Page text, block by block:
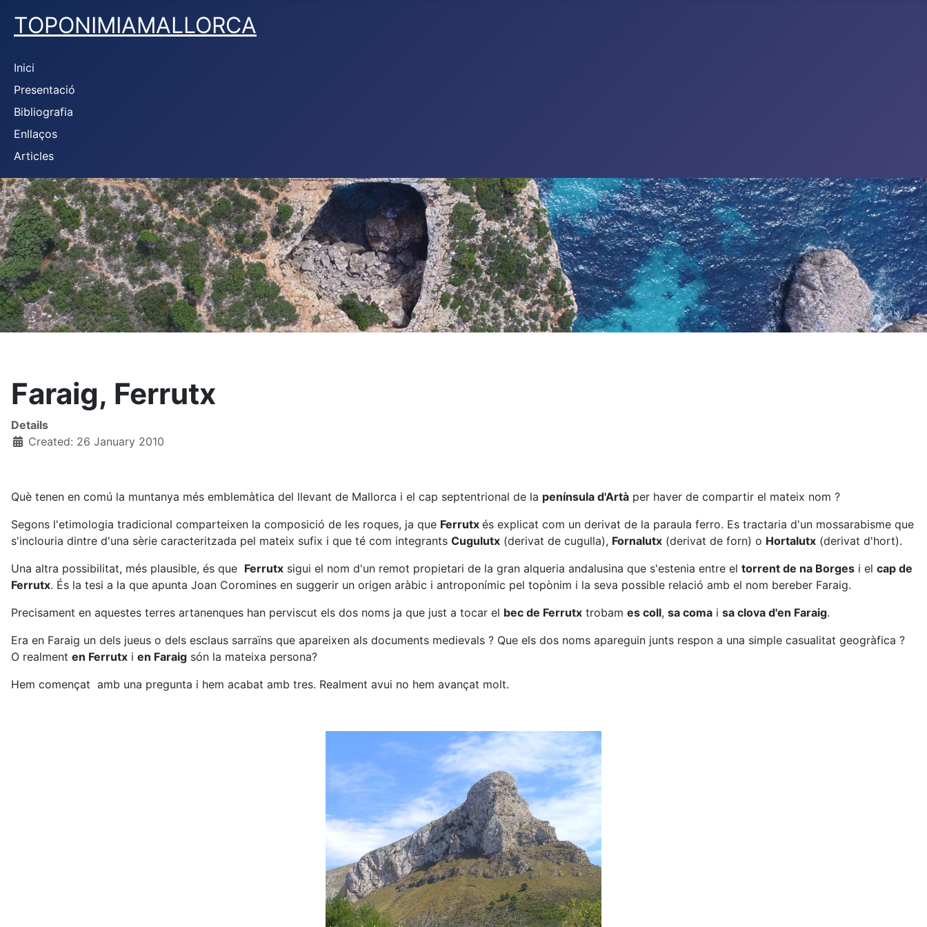
TOPONIMIAMALLORCA
Inici
Presentació
Bibliografia
Enllaços
Articles
Faraig, Ferrutx
Details
Created: 26 January 2010
Què tenen en comú la muntanya més emblemàtica del llevant de Mallorca i el cap septentrional de la península d'Artà per haver de compartir el mateix nom ?
Segons l'etimologia tradicional comparteixen la composició de les roques, ja que Ferrutx és explicat com un derivat de la paraula ferro. Es tractaria d'un mossarabisme que
s'inclouria dintre d'una sèrie caracteritzada pel mateix sufix i que té com integrants Cugulutx (derivat de cugulla), Fornalutx (derivat de forn) o Hortalutx (derivat d'hort).
Una altra possibilitat, més plausible, és que Ferrutx sigui el nom d'un remot propietari de la gran alqueria andalusina que s'estenia entre el torrent de na Borges i el cap de
Ferrutx. És la tesi a la que apunta Joan Coromines en suggerir un origen aràbic i antroponímic pel topònim i la seva possible relació amb el nom bereber Faraig.
Precisament en aquestes terres artanenques han perviscut els dos noms ja que just a tocar el bec de Ferrutx trobam es coll, sa coma i sa clova d'en Faraig.
Era en Faraig un dels jueus o dels esclaus sarraïns que apareixen als documents medievals ? Que els dos noms apareguin junts respon a una simple casualitat geogràfica ?
O realment en Ferrutx i en Faraig són la mateixa persona?
Hem començat amb una pregunta i hem acabat amb tres. Realment avui no hem avançat molt.